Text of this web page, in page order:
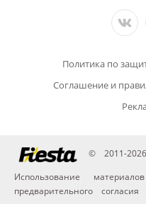
Политика по
Соглашение и
© 2011-
Использование
предварительного